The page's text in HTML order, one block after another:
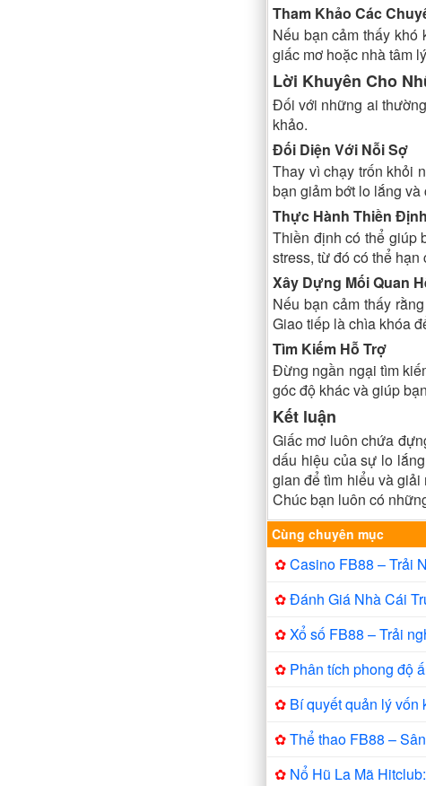
Tham Khảo Các
Nếu bạn cảm thấy khó
giấc mơ hoặc nhà tâm
Lời Khuyên Cho
Đối với những ai
khảo.
Đối Diện Với Nỗi Sợ
Thay vì chạy trốn khỏi
bạn giảm bớt lo lắng và
Thực Hành Thiền Định
Thiền định có thể giúp
stress, từ đó có thể
Xây Dựng Mối Quan
Nếu bạn cảm thấy
Giao tiếp là chìa khóa
Tìm Kiếm Hỗ Trợ
Đừng ngần ngại tìm
góc độ khác và giúp
Kết luận
Giấc mơ luôn chứa
dấu hiệu của sự lo
gian để tìm hiểu và
Chúc bạn luôn có
Cùng chuyên mục
✿Casino FB88 – Trải
✿Đánh Giá Nhà Cái
✿Xổ số FB88 – Trải
✿ Phân tích phong độ
✿ Bí quyết quản lý vốn
✿Thể thao FB88 –
✿ Nổ Hũ La Mã